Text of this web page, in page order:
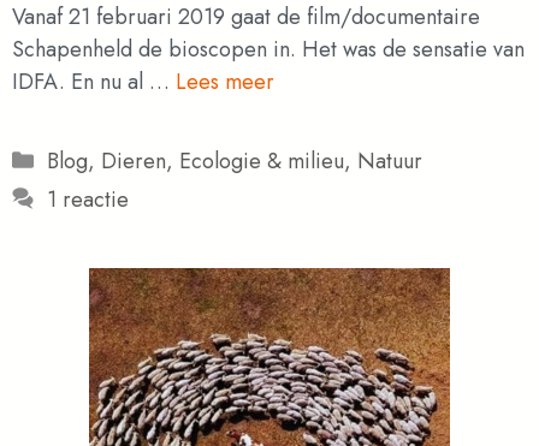
Vanaf 21 februari 2019 gaat de film/documentaire
Schapenheld de bioscopen in. Het was de sensatie van
IDFA. En nu al … Lees meer
Categorieën
Blog, Dieren, Ecologie & milieu, Natuur
1 reactie